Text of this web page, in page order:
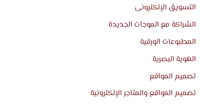
التسويق الإلكترونى
الشراكة مع الموجات الجديدة
المطبوعات الورقية
الهوية البصرية
تصميم المواقع
تصميم المواقع والمتاجر الإلكترونية